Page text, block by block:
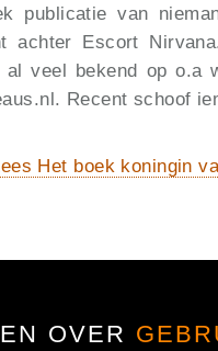
publicatie van
achter Escort
al veel bekend op o.a
Recent schoof
Het boek koningin
OVER